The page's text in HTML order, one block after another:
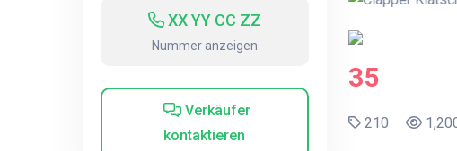
XX YY CC ZZ
Nummer anzeigen
Verkäufer
kontaktieren
35
210